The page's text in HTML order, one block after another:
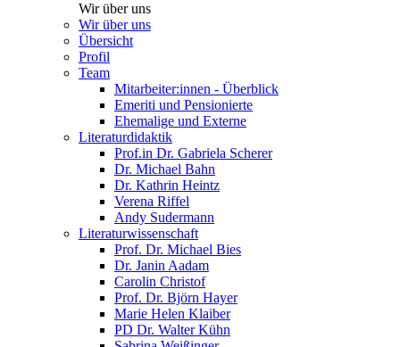
Wir über uns
Wir über uns
Übersicht
Profil
Team
Mitarbeiter:innen - Überblick
Emeriti und Pensionierte
Ehemalige und Externe
Literaturdidaktik
Prof.in Dr. Gabriela Scherer
Dr. Michael Bahn
Dr. Kathrin Heintz
Verena Riffel
Andy Sudermann
Literaturwissenschaft
Prof. Dr. Michael Bies
Dr. Janin Aadam
Carolin Christof
Prof. Dr. Björn Hayer
Marie Helen Klaiber
PD Dr. Walter Kühn